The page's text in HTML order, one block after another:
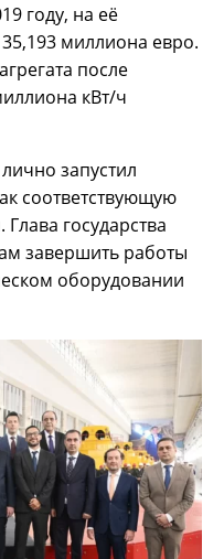
году, на её
миллиона евро.
после
кВт/ч
запустил
соответствующую
государства
завершить работы
оборудовании